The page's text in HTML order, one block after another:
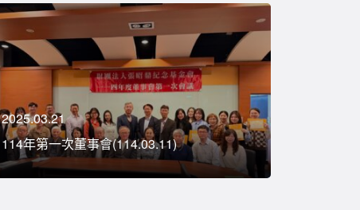
2025.03.21
114年第一次董事會(114.03.11)